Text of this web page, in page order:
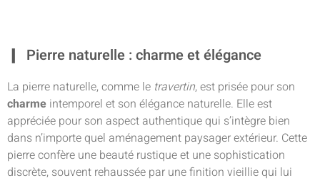
Pierre naturelle : charme et élégance
La pierre naturelle, comme le travertin, est prisée pour son
charme intemporel et son élégance naturelle. Elle est
appréciée pour son aspect authentique qui s’intègre bien
dans n’importe quel aménagement paysager extérieur. Cette
pierre confère une beauté rustique et une sophistication
discrète, souvent rehaussée par une finition vieillie qui lui